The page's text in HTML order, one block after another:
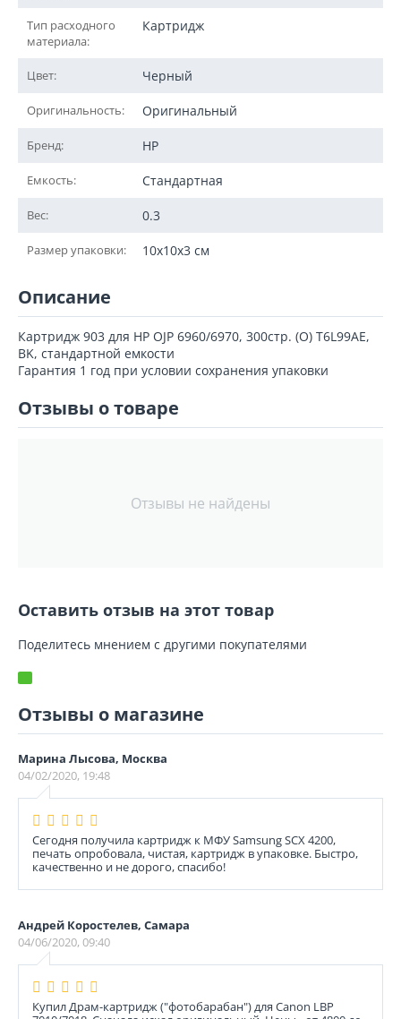
Тип расходного
материала:
Картридж
Цвет: Черный
Оригинальность: Оригинальный
Бренд: HP
Емкость: Стандартная
Вес: 0.3
Размер упаковки: 10x10x3 см
Описание
Картридж 903 для HP OJP 6960/6970, 300стр. (O) T6L99AE,
BK, стандартной емкости
Гарантия 1 год при условии сохранения упаковки
Отзывы о товаре
Отзывы не найдены
Оставить отзыв на этот товар
Поделитесь мнением с другими покупателями
Отзывы о магазине
Марина Лысова, Москва
04/02/2020, 19:48
Сегодня получила картридж к МФУ Samsung SCX 4200,
печать опробовала, чистая, картридж в упаковке. Быстро,
качественно и не дорого, спасибо!
Андрей Коростелев, Самара
04/06/2020, 09:40
Купил Драм-картридж ("фотобарабан") для Canon LBP